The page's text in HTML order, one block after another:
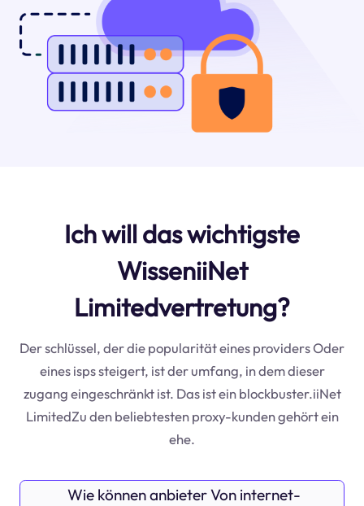
Ich will das wichtigste
WisseniiNet
Limitedvertretung?
Der schlüssel, der die popularität eines providers Oder
eines isps steigert, ist der umfang, in dem dieser
zugang eingeschränkt ist. Das ist ein blockbuster.iiNet
LimitedZu den beliebtesten proxy-kunden gehört ein
ehe.
Wie können anbieter Von internet-